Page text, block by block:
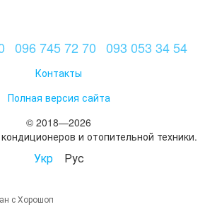
096 745 72 70 093 053 34 54
Контакты
Полная версия сайта
© 2018—2026
и отопительной техники.
Укр Рус
с Хорошоп